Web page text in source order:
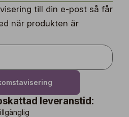
till din e-post så får
när produkten är
leveranstid: